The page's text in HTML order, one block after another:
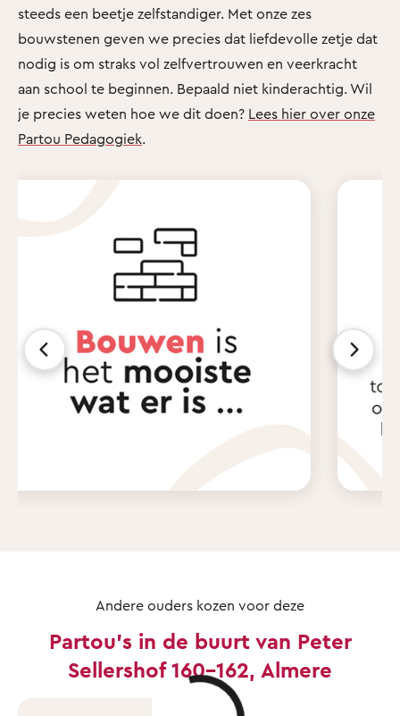
steeds een beetje zelfstandiger. Met onze zes
bouwstenen geven we precies dat liefdevolle zetje dat
nodig is om straks vol zelfvertrouwen en veerkracht
aan school te beginnen. Bepaald niet kinderachtig. Wil
je precies weten hoe we dit doen? Lees hier over onze
Partou Pedagogiek.
Andere ouders kozen voor deze
Partou's in de buurt van Peter
Sellershof 160-162, Almere